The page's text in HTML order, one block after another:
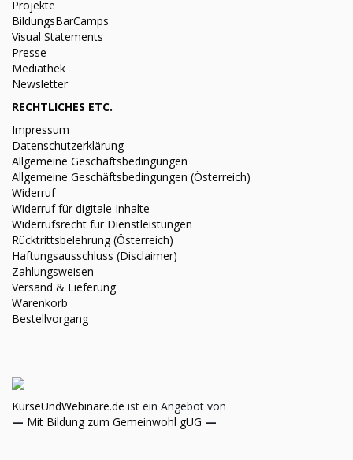
Projekte
BildungsBarCamps
Visual Statements
Presse
Mediathek
Newsletter
RECHTLICHES ETC.
Impressum
Datenschutzerklärung
Allgemeine Geschäftsbedingungen
Allgemeine Geschäftsbedingungen (Österreich)
Widerruf
Widerruf für digitale Inhalte
Widerrufsrecht für Dienstleistungen
Rücktrittsbelehrung (Österreich)
Haftungsausschluss (Disclaimer)
Zahlungsweisen
Versand & Lieferung
Warenkorb
Bestellvorgang
KurseUndWebinare.de ist ein Angebot von
— Mit Bildung zum Gemeinwohl gUG —